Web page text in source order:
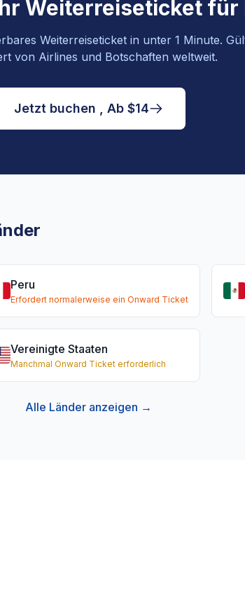
Weiterreiseticket für
Weiterreiseticket in unter 1 Minute.
von Airlines und Botschaften weltweit.
Jetzt buchen , Ab $14
Peru
Erfordert normalerweise ein Onward Ticket
Vereinigte Staaten
Manchmal Onward Ticket erforderlich
Alle Länder anzeigen →